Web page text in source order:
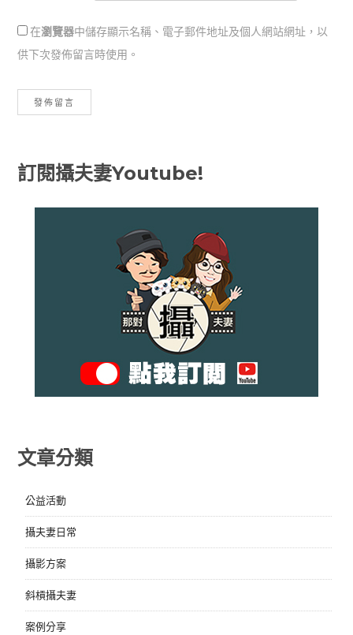
在瀏覽器中儲存顯示名稱、電子郵件地址及個人網站網址，以
供下次發佈留言時使用。
訂閱攝夫妻Youtube!
文章分類
公益活動
攝夫妻日常
攝影方案
斜槓攝夫妻
案例分享